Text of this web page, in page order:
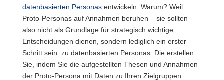
datenbasierten Personasentwickeln. Warum? Weil
Proto-Personas auf Annahmen beruhen – sie sollten
also nicht als Grundlage für strategisch wichtige
Entscheidungen dienen, sondern lediglich ein erster
Schritt sein: zu datenbasierten Personas. Die erstellen
Sie, indem Sie die aufgestellten Thesen und Annahmen
der Proto-Persona mit Daten zu Ihren Zielgruppen